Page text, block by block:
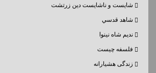
شايست و ناشايست دين زرتشت
شاهد قدسي
نديم شاه نينوا
فلسفه چیست
زندگی هشیارانه